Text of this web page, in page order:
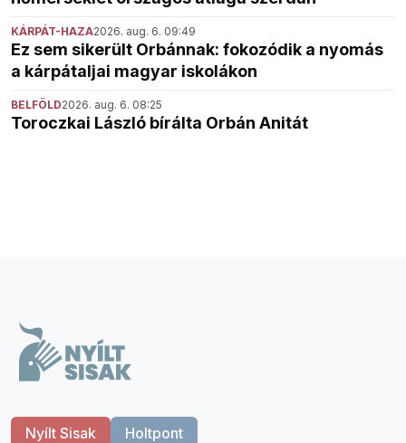
KÁRPÁT-HAZA2026. aug. 6. 09:49
Ez sem sikerült Orbánnak: fokozódik a nyomás
a kárpátaljai magyar iskolákon
BELFÖLD2026. aug. 6. 08:25
Toroczkai László bírálta Orbán Anitát
Nyílt Sisak Holtpont